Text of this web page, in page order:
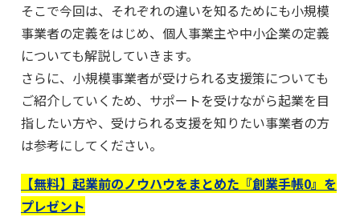
そこで今回は、それぞれの違いを知るためにも小規模
事業者の定義をはじめ、個人事業主や中小企業の定義
についても解説していきます。
さらに、小規模事業者が受けられる支援策についても
ご紹介していくため、サポートを受けながら起業を目
指したい方や、受けられる支援を知りたい事業者の方
は参考にしてください。
【無料】起業前のノウハウをまとめた『創業手帳0』を
プレゼント